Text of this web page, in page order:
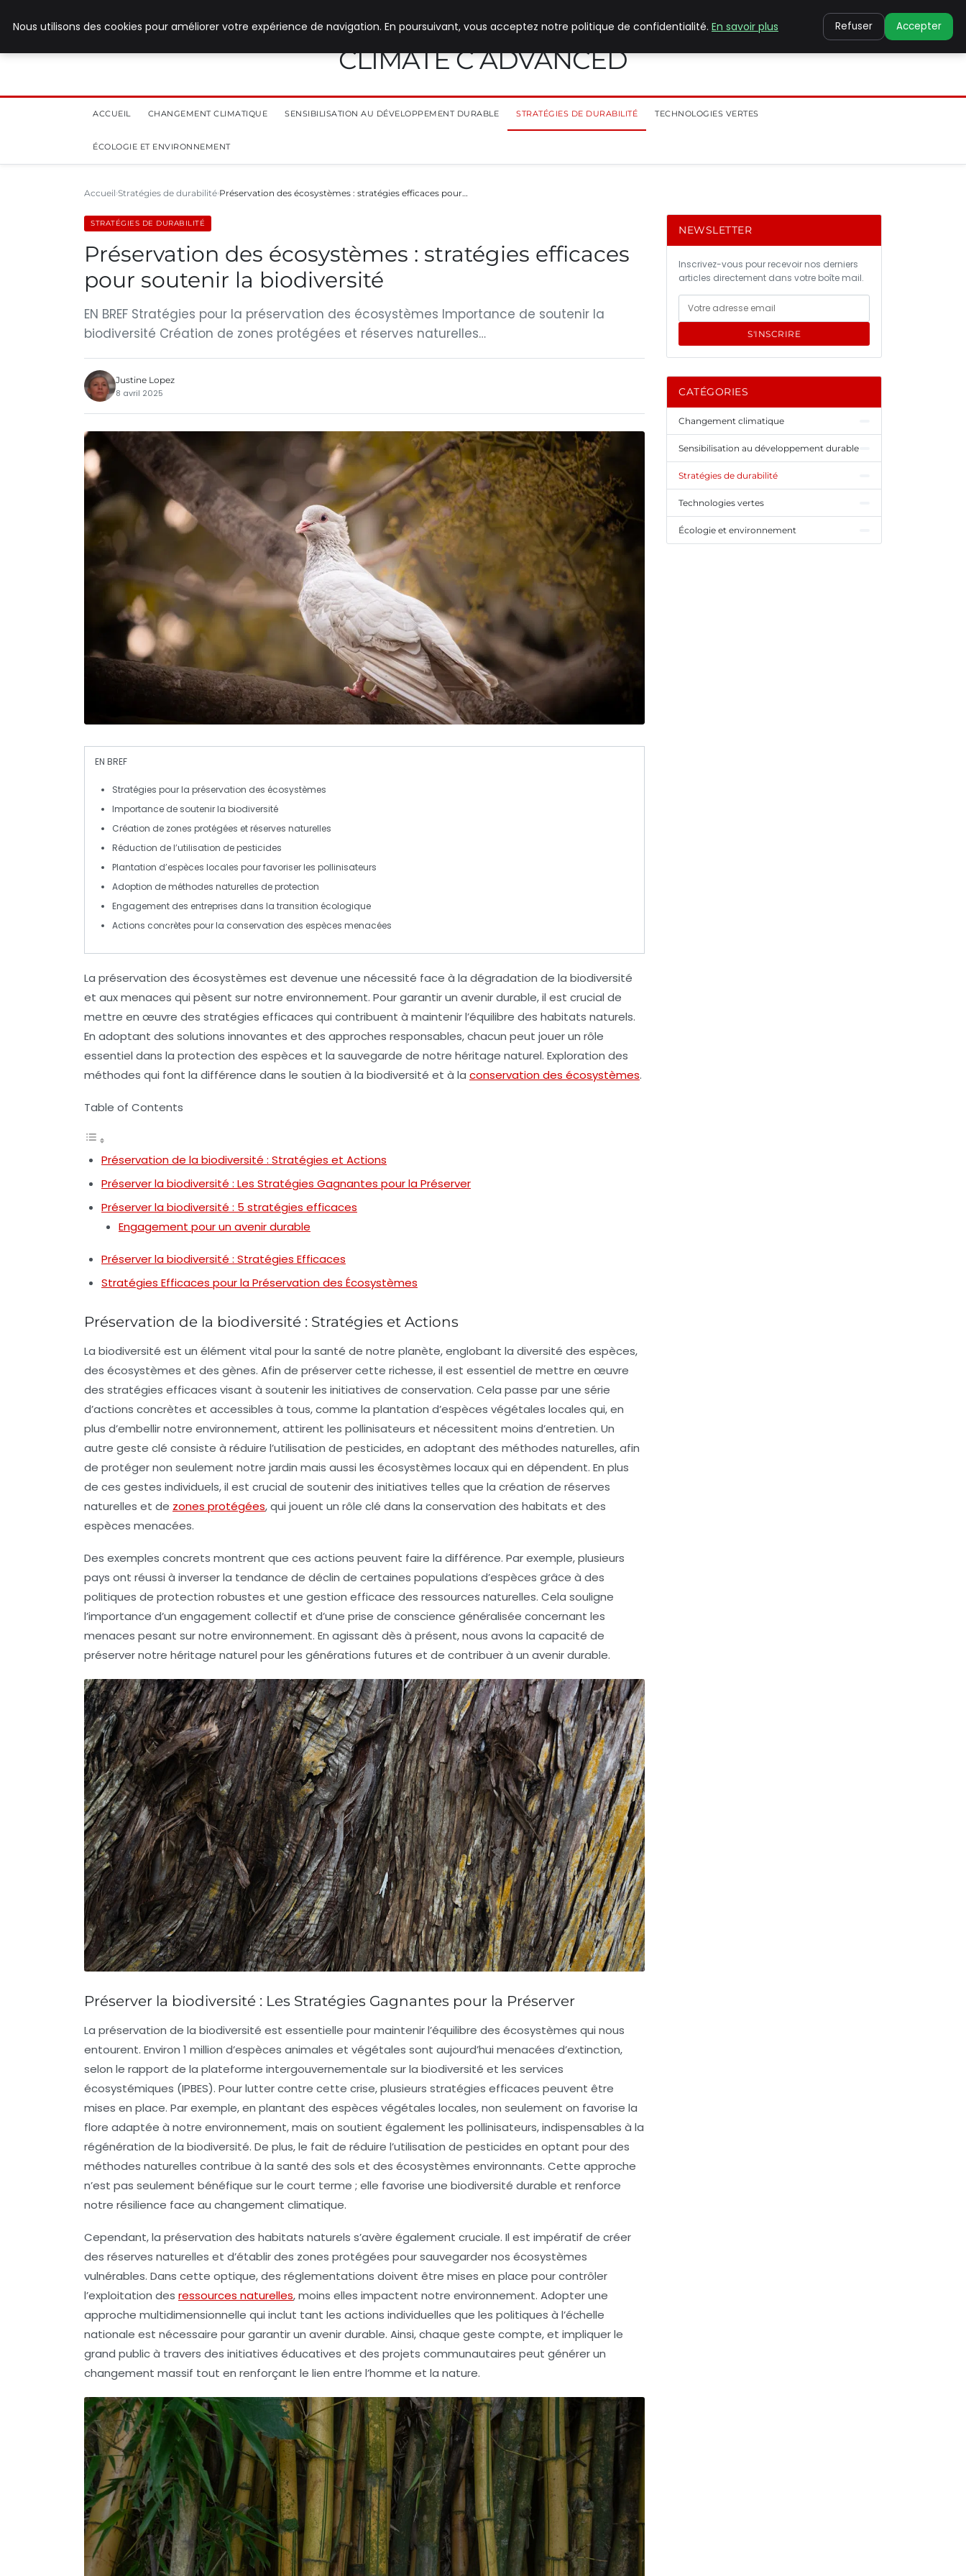
CLIMATE C ADVANCED
ACCUEIL CHANGEMENT CLIMATIQUE SENSIBILISATION AU DÉVELOPPEMENT DURABLE STRATÉGIES DE DURABILITÉ TECHNOLOGIES VERTES
ÉCOLOGIE ET ENVIRONNEMENT
Accueil Stratégies de durabilité Préservation des écosystèmes : stratégies efficaces pour…
STRATÉGIES DE DURABILITÉ
Préservation des écosystèmes : stratégies efficaces
pour soutenir la biodiversité
EN BREF Stratégies pour la préservation des écosystèmes Importance de soutenir la
biodiversité Création de zones protégées et réserves naturelles…
Justine Lopez
8 avril 2025
EN BREF
Stratégies pour la préservation des écosystèmes
Importance de soutenir la biodiversité
Création de zones protégées etréserves naturelles
Réduction de l’utilisation de pesticides
Plantation d’espèces locales pour favoriser les pollinisateurs
Adoption de méthodes naturelles de protection
Engagement des entreprises dans la transition écologique
Actions concrètes pour la conservation des espèces menacées
La préservation des écosystèmes est devenue une nécessité face à la dégradation de la biodiversité
et aux menaces qui pèsent sur notre environnement. Pour garantir un avenir durable, il est crucial de
mettre en œuvre des stratégies efficaces qui contribuent à maintenir l’équilibre des habitats naturels.
En adoptant des solutions innovantes et des approches responsables, chacun peut jouer un rôle
essentiel dans la protection des espèces et la sauvegarde de notre héritage naturel. Exploration des
méthodes qui font la différence dans le soutien à la biodiversité et à la conservation des écosystèmes.
Table of Contents
Préservation de la biodiversité : Stratégies et Actions
Préserver la biodiversité : Les Stratégies Gagnantes pour la Préserver
Préserver la biodiversité : 5 stratégies efficaces
Engagement pour un avenir durable
Préserver la biodiversité : Stratégies Efficaces
Stratégies Efficaces pour la Préservation des Écosystèmes
Préservation de la biodiversité : Stratégies et Actions
La biodiversité est un élément vital pour la santé de notre planète, englobant la diversité des espèces,
des écosystèmes et des gènes. Afin de préserver cette richesse, il est essentiel de mettre en œuvre
des stratégies efficaces visant à soutenir les initiatives de conservation. Cela passe par une série
d’actions concrètes et accessibles à tous, comme la plantation d’espèces végétales locales qui, en
plus d’embellir notre environnement, attirent les pollinisateurs et nécessitent moins d’entretien. Un
autre geste clé consiste à réduire l’utilisation de pesticides, en adoptant des méthodes naturelles, afin
de protéger non seulement notre jardin mais aussi les écosystèmes locauxqui en dépendent. En plus
de ces gestes individuels, il est crucial de soutenir des initiatives telles que la création de réserves
naturelles et de zones protégées, qui jouent un rôle clé dans la conservation des habitats et des
espèces menacées.
Des exemples concrets montrent que ces actions peuvent faire la différence. Par exemple, plusieurs
pays ont réussi à inverser la tendance de déclin de certaines populations d’espèces grâce à des
politiques de protection robustes et une gestion efficace des ressources naturelles. Cela souligne
l’importance d’un engagement collectif et d’une prise de conscience généralisée concernant les
menaces pesant sur notre environnement. En agissant dès à présent, nous avons la capacité de
préserver notre héritage naturel pour les générations futures et de contribuer à un avenir durable.
Préserver la biodiversité : Les Stratégies Gagnantes pour la Préserver
La préservation de la biodiversité est essentielle pour maintenir l’équilibre des écosystèmes qui nous
entourent. Environ 1 million d’espèces animales et végétales sont aujourd’hui menacées d’extinction,
selon le rapport de la plateforme intergouvernementale sur la biodiversité et les services
écosystémiques (IPBES). Pour lutter contre cette crise, plusieurs stratégies efficaces peuvent être
mises en place. Par exemple, en plantant des espèces végétales locales, non seulement on favorise la
flore adaptée à notre environnement, mais on soutient également les pollinisateurs, indispensables à la
régénération de la biodiversité. De plus, le fait de réduire l’utilisation de pesticides en optant pour des
méthodes naturelles contribue à la santé des sols et des écosystèmes environnants. Cette approche
n’est pas seulement bénéfique sur le court terme ; elle favorise une biodiversité durable et renforce
notre résilience face au changement climatique.
Cependant, la préservation des habitats naturels s’avère également cruciale. Il est impératif de créer
des réserves naturelles et d’établir des zones protégées pour sauvegarder nos écosystèmes
vulnérables. Dans cette optique, des réglementations doivent être mises en place pour contrôler
l’exploitation des ressources naturelles, moins elles impactent notre environnement. Adopter une
approche multidimensionnelle qui inclut tant les actions individuelles que les politiques à l’échelle
nationale est nécessaire pour garantir un avenir durable. Ainsi, chaque geste compte, et impliquer le
grand public à travers des initiatives éducatives et des projets communautaires peut générer un
changement massif tout en renforçant le lien entre l’homme et la nature.
NEWSLETTER
Inscrivez-vous pour recevoir nos derniers
articles directement dans votre boîte mail.
S'INSCRIRE
CATÉGORIES
Changement climatique
Sensibilisation au développement durable
Stratégies de durabilité
Technologies vertes
Écologie et environnement
Nous utilisons des cookies pour améliorer votre expérience de navigation. En poursuivant, vous acceptez notre politique de confidentialité. En savoir plus Refuser Accepter